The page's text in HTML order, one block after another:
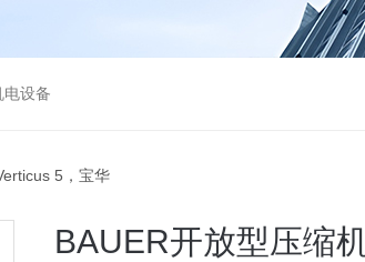
设备
5，宝华
BAUER开放型压缩